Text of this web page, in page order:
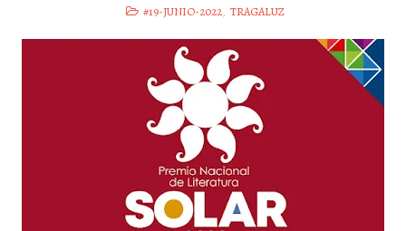
#19-JUNIO-2022, TRAGALUZ